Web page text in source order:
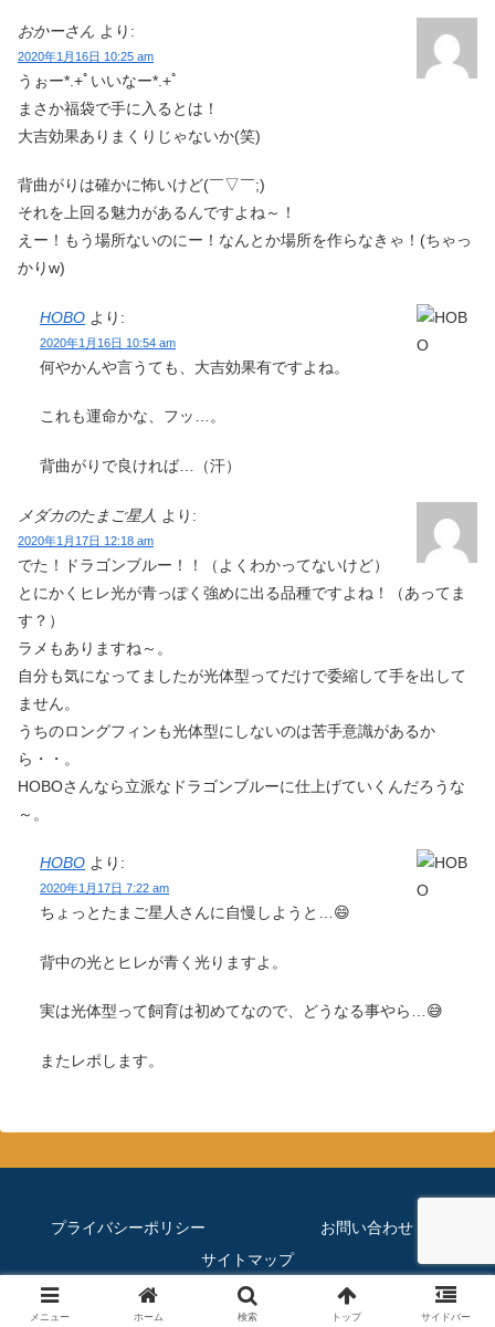
おかーさん より:
2020年1月16日 10:25 am
うぉー*.+ﾟいいなー*.+ﾟ
まさか福袋で手に入るとは！
大吉効果ありまくりじゃないか(笑)
背曲がりは確かに怖いけど(￣▽￣;)
それを上回る魅力があるんですよね～！
えー！もう場所ないのにー！なんとか場所を作らなきゃ！(ちゃっ
かりw)
HOBO より:
2020年1月16日 10:54 am
何やかんや言うても、大吉効果有ですよね。
これも運命かな、フッ…。
背曲がりで良ければ…（汗）
メダカのたまご星人 より:
2020年1月17日 12:18 am
でた！ドラゴンブルー！！（よくわかってないけど）
とにかくヒレ光が青っぽく強めに出る品種ですよね！（あってま
す？）
ラメもありますね～。
自分も気になってましたが光体型ってだけで委縮して手を出して
ません。
うちのロングフィンも光体型にしないのは苦手意識があるか
ら・・。
HOBOさんなら立派なドラゴンブルーに仕上げていくんだろうな
～。
HOBO より:
2020年1月17日 7:22 am
ちょっとたまご星人さんに自慢しようと…😄
背中の光とヒレが青く光りますよ。
実は光体型って飼育は初めてなので、どうなる事やら…😅
またレポします。
プライバシーポリシー
お問い合わせ
サイトマップ
© 2019 ほぼメダカのブログ.
メニュー ホーム 検索 トップ サイドバー